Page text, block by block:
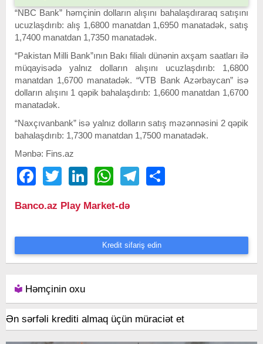
“NBC Bank” həmçinin dolların alışını bahalaşdıraraq satışını
ucuzlaşdırıb: alış 1,6800 manatdan 1,6950 manatadək, satış
1,7400 manatdan 1,7350 manatadək.
“Pakistan Milli Bank”ının Bakı filialı dünənin axşam saatları ilə
müqayisədə yalnız dolların alışını ucuzlaşdırıb: 1,6800
manatdan 1,6700 manatadək. “VTB Bank Azərbaycan” isə
dolların alışını 1 qəpik bahalaşdırıb: 1,6600 manatdan 1,6700
manatadək.
“Naxçıvanbank” isə yalnız dolların satış məzənnəsini 2 qəpik
bahalaşdırıb: 1,7300 manatdan 1,7500 manatadək.
Mənbə: Fins.az
FacebookTwitter LinkedIn WhatsAppTelegram
Banco.az Play Market-də
Kredit sifariş edin
Həmçinin oxu
Ən sərfəli krediti almaq üçün müraciət et